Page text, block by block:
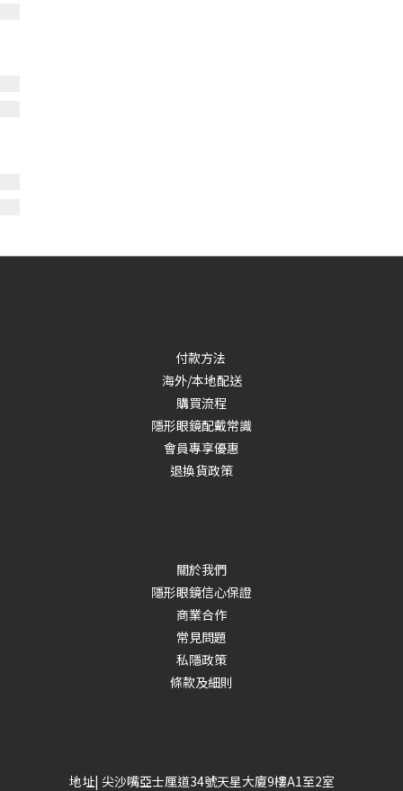
付款方法
海外/本地配送
購買流程
隱形眼鏡配戴常識
會員專享優惠
退換貨政策
關於我們
隱形眼鏡信心保證
商業合作
常見問題
私隱政策
條款及細則
地址| 尖沙嘴亞士厘道34號天星大廈9樓A1至2室